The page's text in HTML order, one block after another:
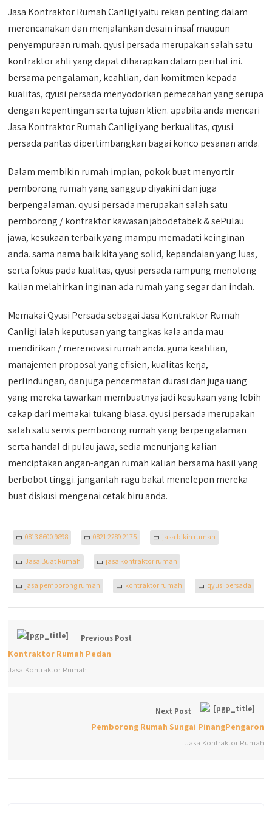
Jasa Kontraktor Rumah Canligi yaitu rekan penting dalam
merencanakan dan menjalankan desain insaf maupun
penyempuraan rumah. qyusi persada merupakan salah satu
kontraktor ahli yang dapat diharapkan dalam perihal ini.
bersama pengalaman, keahlian, dan komitmen kepada
kualitas, qyusi persada menyodorkan pemecahan yang serupa
dengan kepentingan serta tujuan klien. apabila anda mencari
Jasa Kontraktor Rumah Canligi yang berkualitas, qyusi
persada pantas dipertimbangkan bagai konco pesanan anda.
Dalam membikin rumah impian, pokok buat menyortir
pemborong rumah yang sanggup diyakini dan juga
berpengalaman. qyusi persada merupakan salah satu
pemborong / kontraktor kawasan jabodetabek & sePulau
jawa, kesukaan terbaik yang mampu memadati keinginan
anda. sama nama baik kita yang solid, kepandaian yang luas,
serta fokus pada kualitas, qyusi persada rampung menolong
kalian melahirkan inginan ada rumah yang segar dan indah.
Memakai Qyusi Persada sebagai Jasa Kontraktor Rumah
Canligi ialah keputusan yang tangkas kala anda mau
mendirikan / merenovasi rumah anda. guna keahlian,
manajemen proposal yang efisien, kualitas kerja,
perlindungan, dan juga pencermatan durasi dan juga uang
yang mereka tawarkan membuatnya jadi kesukaan yang lebih
cakap dari memakai tukang biasa. qyusi persada merupakan
salah satu servis pemborong rumah yang berpengalaman
serta handal di pulau jawa, sedia menunjang kalian
menciptakan angan-angan rumah kalian bersama hasil yang
berbobot tinggi. janganlah ragu bakal menelepon mereka
buat diskusi mengenai cetak biru anda.
0813 8600 9898 0821 2289 2175 jasa bikin rumah
Jasa Buat Rumah jasa kontraktor rumah
jasa pemborong rumah kontraktor rumah qyusi persada
Previous Post
Kontraktor Rumah Pedan
Jasa Kontraktor Rumah
Next Post
Pemborong Rumah Sungai PinangPengaron
Jasa Kontraktor Rumah